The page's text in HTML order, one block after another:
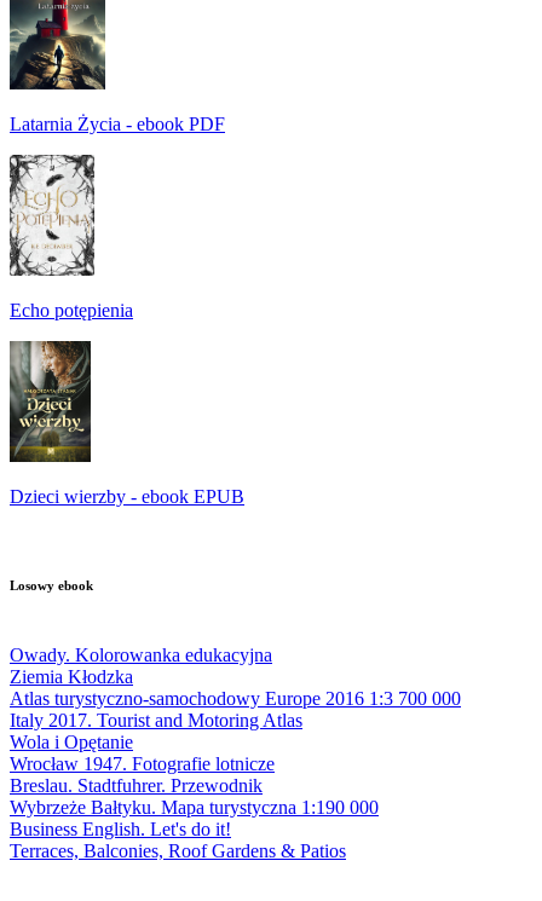
Latarnia Życia - ebook PDF
Echo potępienia
Dzieci wierzby - ebook EPUB
Losowy ebook
Owady. Kolorowanka edukacyjna
Ziemia Kłodzka
Atlas turystyczno-samochodowy Europe 2016 1:3 700 000
Italy 2017. Tourist and Motoring Atlas
Wola i Opętanie
Wrocław 1947. Fotografie lotnicze
Breslau. Stadtfuhrer. Przewodnik
Wybrzeże Bałtyku. Mapa turystyczna 1:190 000
Business English. Let's do it!
Terraces, Balconies, Roof Gardens & Patios